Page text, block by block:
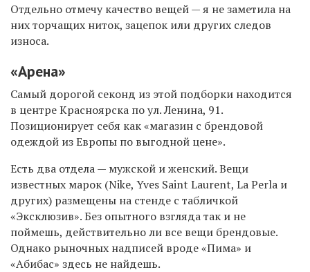
Отдельно отмечу качество вещей — я не заметила на
них торчащих ниток, зацепок или других следов
износа.
«Арена»
Самый дорогой секонд из этой подборки находится
в центре Красноярска по ул. Ленина, 91.
Позиционирует себя как «магазин с брендовой
одеждой из Европы по выгодной цене».
Есть два отдела — мужской и женский. Вещи
известных марок (Nike, Yves Saint Laurent, La Perla и
других) размещены на стенде с табличкой
«Эксклюзив». Без опытного взгляда так и не
поймешь, действительно ли все вещи брендовые.
Однако рыночных надписей вроде «Пима» и
«Абибас» здесь не найдешь.